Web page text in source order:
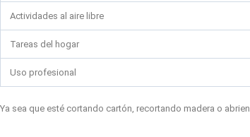
Actividades al aire libre
Tareas del hogar
Uso profesional
Ya sea que esté cortando cartón, recortando madera o